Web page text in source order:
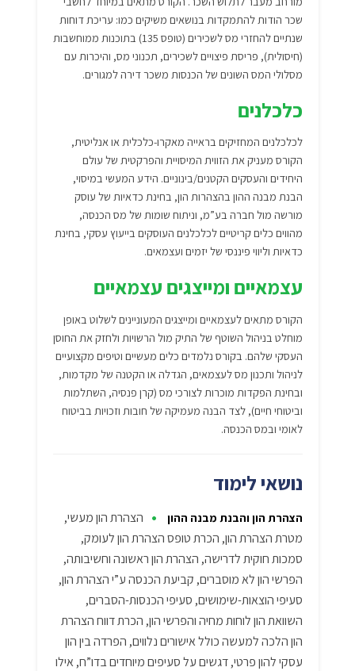
שכר הודות להתמקדות בנושאים משיקים כמו: עריכת דוחות
שנתיים להחזרי מס לשכירים (טופס 135) בתוכנות ממוחשבות
(חיסולית), פריסת פיצויים לשכירים, תכנוני מס, והיכרות עם
מסלולי המס השונים של הכנסות משכר דירה למגורים.
כלכלנים
לכלכלנים המחזיקים בראייה מאקרו-כלכלית או אנליטית,
הקורס מעניק את הזווית המיסויית והפרקטית של עולם
היחידים והעסקים הקטנים/בינוניים. הידע המעשי במיסוי,
הבנת מבנה ההון בהצהרות הון, בחינת כדאיות של עוסק
מורשה מול חברה בע”מ, וניתוח שומות של מס הכנסה,
מהווים כלים קריטיים לכלכלנים העוסקים בייעוץ עסקי, בחינת
כדאיות וליווי פיננסי של יזמים ועצמאים.
עצמאיים ומייצגים עצמאיים
הקורס מתאים לעצמאיים ומייצגים המעוניינים לשלוט באופן
מוחלט בניהול השוטף של התיק מול הרשויות ולחזק את החוסן
העסקי שלהם. בקורס נלמדים כלים מעשיים וטיפים מקצועיים
לניהול ותכנון מס לעצמאים, הגדלה או הקטנה של מקדמות,
ובחינת הפקדות מוכרות לצורכי מס (קרן פנסיה, השתלמות
וביטוחי חיים), לצד הבנה מעמיקה של חובות וזכויות בביטוח
לאומי ובמס הכנסה.
נושאי לימוד
הצהרת הון והבנת מבנה ההון • הצהרת הון מעשי,
מטרת הצהרת הון, הכרת טופס הצהרת הון לעומק,
סמכות חוקית לדרישה, הצהרת הון ראשונה וחשיבותה,
הפרשי הון לא מוסברים, קביעת הכנסה ע”י הצהרת הון,
סעיפי הוצאות-שימושים, סעיפי הכנסות-הסברים,
השוואת הון לוחות מחיה והפרשי הון, הכרת דווח הצהרת
הון הלכה למעשה כולל אישורים נלווים, הפרדה בין הון
עסקי להון פרטי, דגשים על סעיפים מיוחדים בדו”ח, אילו